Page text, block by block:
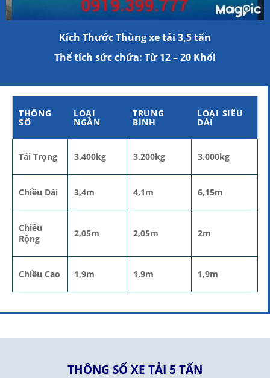
Kích Thước Thùng xe tải 3,5 tấn
Thể tích sức chứa: Từ 12 – 20 Khối
THÔNG
SỐ
LOẠI
NGẮN
TRUNG
BÌNH
LOẠI SIÊU
DÀI
Tải Trọng 3.400kg 3.200kg 3.000kg
Chiều Dài 3,4m 4,1m 6,15m
Chiều
Rộng
2,05m 2,05m 2m
Chiều Cao 1,9m 1,9m 1,9m
THÔNG SỐ XE TẢI 5 TẤN